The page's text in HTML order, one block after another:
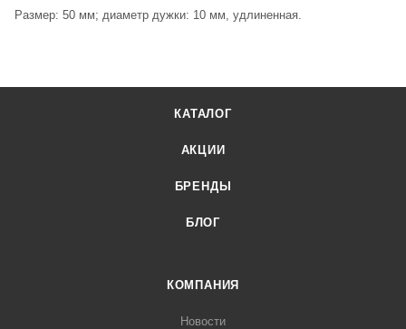
Размер: 50 мм; диаметр дужки: 10 мм, удлиненная.
КАТАЛОГ
АКЦИИ
БРЕНДЫ
БЛОГ
КОМПАНИЯ
Новости